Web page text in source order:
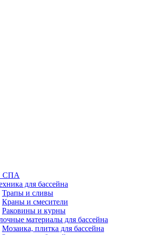
СПА
для бассейна
Трапы и сливы
Краны и смесители
Раковины и курны
материалы для бассейна
Мозаика, плитка для бассейна